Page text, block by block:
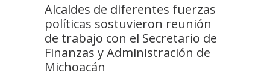
Alcaldes de diferentes fuerzas
políticas sostuvieron reunión
de trabajo con el Secretario de
Finanzas y Administración de
Michoacán